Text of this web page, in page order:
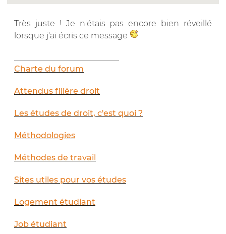
Très juste ! Je n'étais pas encore bien réveillé
lorsque j'ai écris ce message
Charte du forum
Attendus filière droit
Les études de droit, c'est quoi ?
Méthodologies
Méthodes de travail
Sites utiles pour vos études
Logement étudiant
Job étudiant